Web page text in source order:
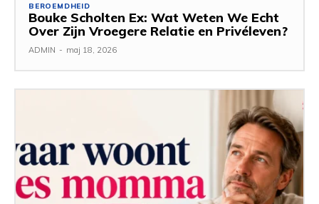
BEROEMDHEID
Bouke Scholten Ex: Wat Weten We Echt
Over Zijn Vroegere Relatie en Privéleven?
ADMIN - maj 18, 2026